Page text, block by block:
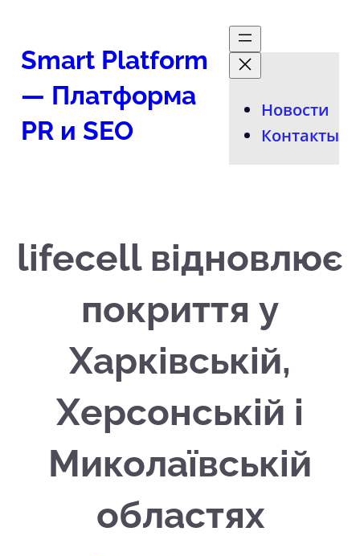
содержимому
Smart Platform
— Платформа
PR и SEO
Новости
Контакты
lifecell відновлює
покриття у
Харківській,
Херсонській і
Миколаївській
областях